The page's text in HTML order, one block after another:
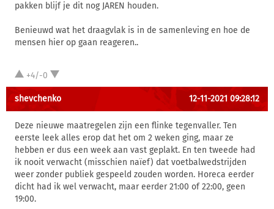
pakken blijf je dit nog JAREN houden.
Benieuwd wat het draagvlak is in de samenleving en hoe de
mensen hier op gaan reageren..
+4/-0
shevchenko 12-11-2021 09:28:12
Deze nieuwe maatregelen zijn een flinke tegenvaller. Ten
eerste leek alles erop dat het om 2 weken ging, maar ze
hebben er dus een week aan vast geplakt. En ten tweede had
ik nooit verwacht (misschien naïef) dat voetbalwedstrijden
weer zonder publiek gespeeld zouden worden. Horeca eerder
dicht had ik wel verwacht, maar eerder 21:00 of 22:00, geen
19:00.